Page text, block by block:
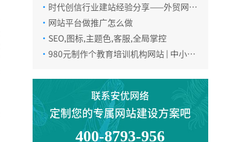
· 时代创信行业建站经验分享——外贸网站
建站心得
· 网站平台做推广怎么做
· SEO,图标,主题色,客服,全局掌控
· 980元制作个教育培训机构网站 | 中小学
联系安优网络
定制您的专属网站建设方案吧
400-8793-956
在线咨询